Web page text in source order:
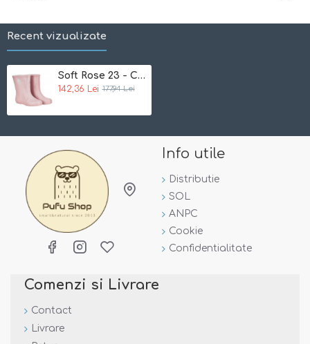
o punga pentru depozitare
Recent vizualizate
Soft Rose 23 - Cizme de ploaie din cauciuc natural - CeLaVi
142,36 Lei 177,94 Lei
Info utile
Distributie
SOL
ANPC
Cookie
Confidentialitate
Comenzi si Livrare
Contact
Livrare